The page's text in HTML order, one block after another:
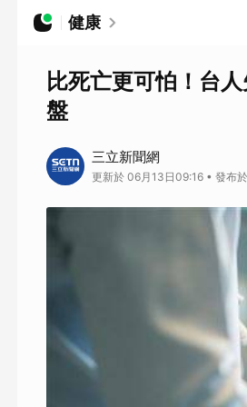
健康
比死亡更可怕！台
盤
三立新聞網
更新於 06月13日09:16 • 發布